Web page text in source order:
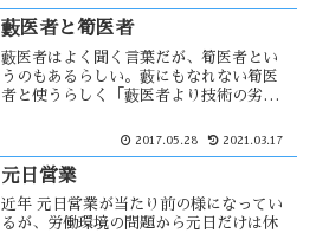
島で激震が・・
藪医者と筍医者
藪医者はよく聞く言葉だが、筍医者とい
うのもあるらしい。藪にもなれない筍医
者と使うらしく「藪医者より技術の劣る
「藪を突付いて蛇を出す」が語源で、余
最近通院している病院で・・
2017.05.28 2021.03.17
元日営業
近年 元日営業が当たり前の様になってい
るが、労働環境の問題から元日だけは休